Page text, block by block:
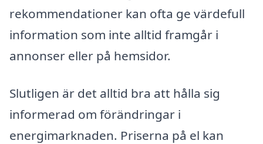
rekommendationer kan ofta ge värdefull
information som inte alltid framgår i
annonser eller på hemsidor.
Slutligen är det alltid bra att hålla sig
informerad om förändringar i
energimarknaden. Priserna på el kan